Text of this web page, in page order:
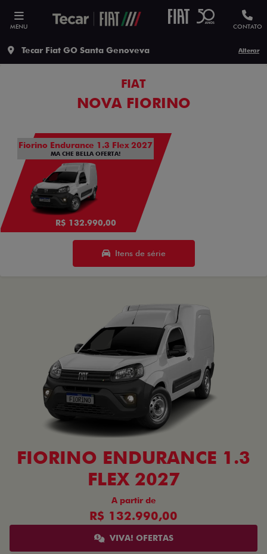
MENU CONTATO
Tecar Fiat GO Santa Genoveva Alterar
FIAT
NOVA FIORINO
Fiorino Endurance 1.3 Flex 2027
MA CHE BELLA OFERTA!
R$ 132.990,00
Itens de série
FIORINO ENDURANCE 1.3
FLEX 2027
A partir de
R$ 132.990,00
VIVA! OFERTAS